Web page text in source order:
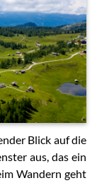
Blick auf die
aus, das ein
Wandern geht